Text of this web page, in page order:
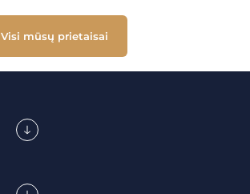
Visi mūsų prietaisai